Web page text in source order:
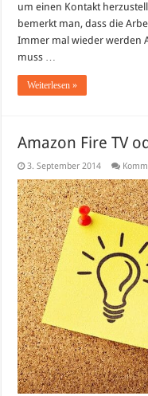
um einen Kontakt
bemerkt man, dass die
Immer mal wieder werden
muss …
Weiterlesen »
Amazon Fire TV
3. September 2014